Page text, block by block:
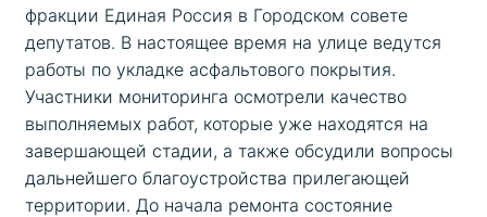
фракции Единая Россия в Городском совете
депутатов. В настоящее время на улице ведутся
работы по укладке асфальтового покрытия.
Участники мониторинга осмотрели качество
выполняемых работ, которые уже находятся на
завершающей стадии, а также обсудили вопросы
дальнейшего благоустройства прилегающей
территории. До начала ремонта состояние